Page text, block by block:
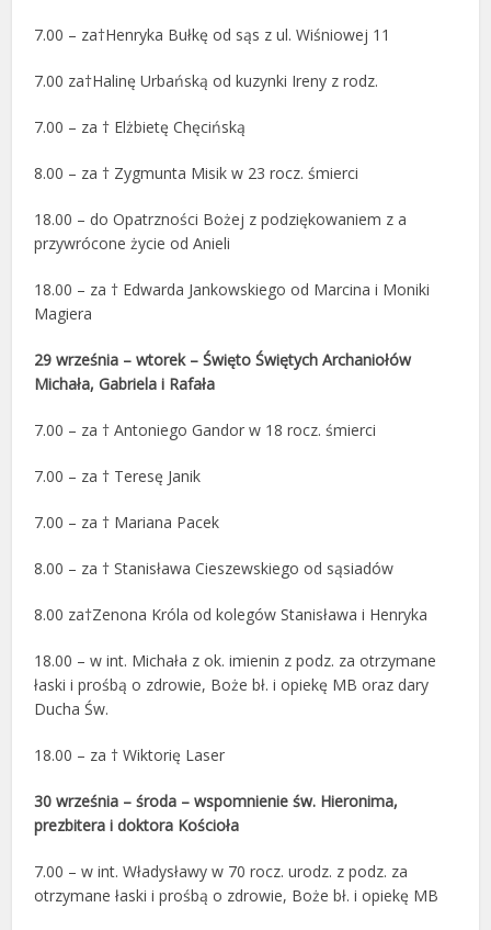
7.00 – za†Henryka Bułkę od sąs z ul. Wiśniowej 11
7.00 za†Halinę Urbańską od kuzynki Ireny z rodz.
7.00 – za † Elżbietę Chęcińską
8.00 – za † Zygmunta Misik w 23 rocz. śmierci
18.00 – do Opatrzności Bożej z podziękowaniem z a
przywrócone życie od Anieli
18.00 – za † Edwarda Jankowskiego od Marcina i Moniki
Magiera
29 września – wtorek – Święto Świętych Archaniołów
Michała, Gabriela i Rafała
7.00 – za † Antoniego Gandor w 18 rocz. śmierci
7.00 – za † Teresę Janik
7.00 – za † Mariana Pacek
8.00 – za † Stanisława Cieszewskiego od sąsiadów
8.00 za†Zenona Króla od kolegów Stanisława i Henryka
18.00 – w int. Michała z ok. imienin z podz. za otrzymane
łaski i prośbą o zdrowie, Boże bł. i opiekę MB oraz dary
Ducha Św.
18.00 – za † Wiktorię Laser
30 września – środa – wspomnienie św. Hieronima,
prezbitera i doktora Kościoła
7.00 – w int. Władysławy w 70 rocz. urodz. z podz. za
otrzymane łaski i prośbą o zdrowie, Boże bł. i opiekę MB